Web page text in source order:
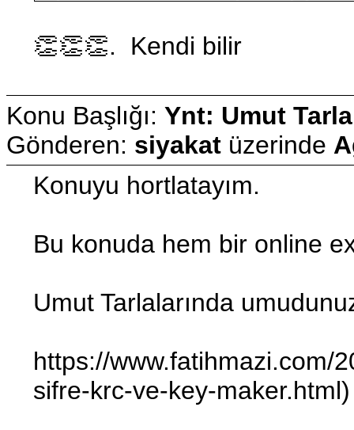
👏👏👏. Kendi bilir
Konu Başlığı: Ynt: Umut
Gönderen: siyakat üzerinde
Konuyu hortlatayım.
Bu konuda hem bir online
Umut Tarlalarında
https://www.fatihmazi.com/
sifre-krc-ve-key-maker.html)